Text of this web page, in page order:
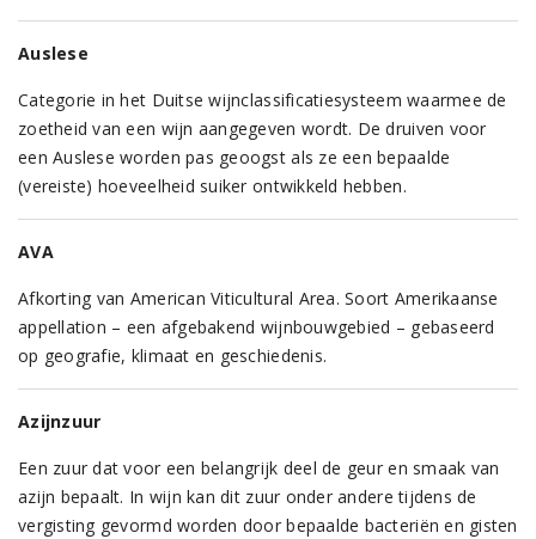
Auslese
Categorie in het Duitse wijnclassificatiesysteem waarmee de
zoetheid van een wijn aangegeven wordt. De druiven voor
een Auslese worden pas geoogst als ze een bepaalde
(vereiste) hoeveelheid suiker ontwikkeld hebben.
AVA
Afkorting van American Viticultural Area. Soort Amerikaanse
appellation – een afgebakend wijnbouwgebied – gebaseerd
op geografie, klimaat en geschiedenis.
Azijnzuur
Een zuur dat voor een belangrijk deel de geur en smaak van
azijn bepaalt. In wijn kan dit zuur onder andere tijdens de
vergisting gevormd worden door bepaalde bacteriën en gisten